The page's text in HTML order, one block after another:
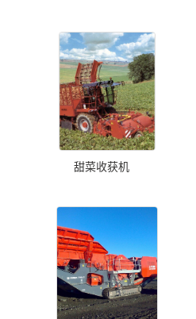
甜菜收获机